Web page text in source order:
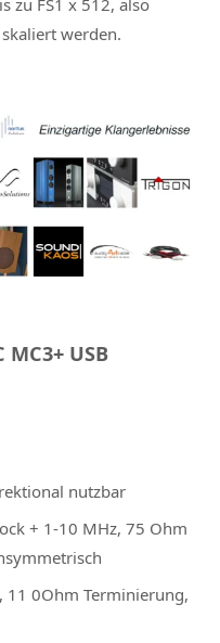
werden.
USB
nutzbar
+ 1-10 MHz, 75 Ohm
11 0Ohm Terminierung,